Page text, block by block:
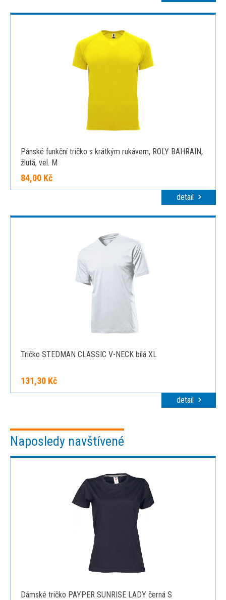
Pánské funkční tričko s krátkým rukávem, ROLY BAHRAIN,
žlutá, vel. M
84,00 Kč
detail
Tričko STEDMAN CLASSIC V-NECK bílá XL
131,30 Kč
detail
Naposledy navštívené
Dámské tričko PAYPER SUNRISE LADY černá S